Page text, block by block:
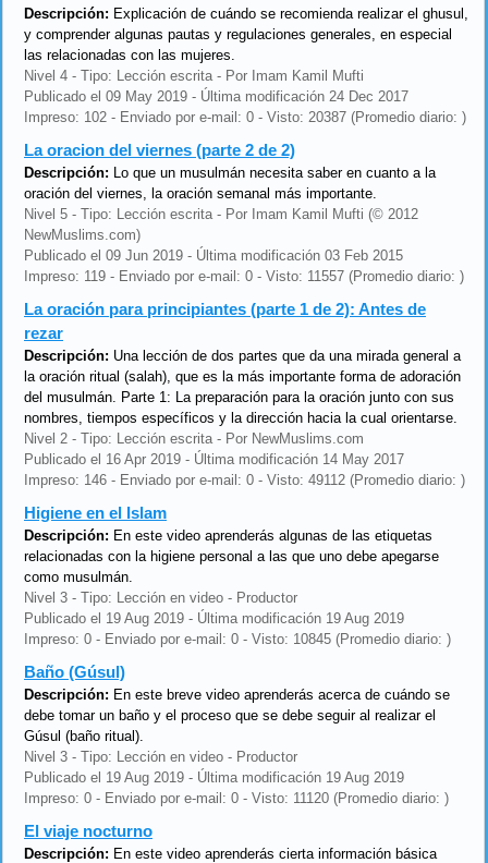
Descripción: Explicación de cuándo se recomienda realizar el ghusul,
y comprender algunas pautas y regulaciones generales, en especial
las relacionadas con las mujeres.
Nivel 4 - Tipo: Lección escrita - Por Imam Kamil Mufti
Publicado el 09 May 2019 - Última modificación 24 Dec 2017
Impreso: 102 - Enviado por e-mail: 0 - Visto: 20387 (Promedio diario: )
La oracion del viernes (parte 2 de 2)
Descripción: Lo que un musulmán necesita saber en cuanto a la
oración del viernes, la oración semanal más importante.
Nivel 5 - Tipo: Lección escrita - Por Imam Kamil Mufti (© 2012
NewMuslims.com)
Publicado el 09 Jun 2019 - Última modificación 03 Feb 2015
Impreso: 119 - Enviado por e-mail: 0 - Visto: 11557 (Promedio diario: )
La oración para principiantes (parte 1 de 2): Antes de
rezar
Descripción: Una lección de dos partes que da una mirada general a
la oración ritual (salah), que es la más importante forma de adoración
del musulmán. Parte 1: La preparación para la oración junto con sus
nombres, tiempos específicos y la dirección hacia la cual orientarse.
Nivel 2 - Tipo: Lección escrita - Por NewMuslims.com
Publicado el 16 Apr 2019 - Última modificación 14 May 2017
Impreso: 146 - Enviado por e-mail: 0 - Visto: 49112 (Promedio diario: )
Higiene en el Islam
Descripción: En este video aprenderás algunas de las etiquetas
relacionadas con la higiene personal a las que uno debe apegarse
como musulmán.
Nivel 3 - Tipo: Lección en video - Productor
Publicado el 19 Aug 2019 - Última modificación 19 Aug 2019
Impreso: 0 - Enviado por e-mail: 0 - Visto: 10845 (Promedio diario: )
Baño (Gúsul)
Descripción: En este breve video aprenderás acerca de cuándo se
debe tomar un baño y el proceso que se debe seguir al realizar el
Gúsul (baño ritual).
Nivel 3 - Tipo: Lección en video - Productor
Publicado el 19 Aug 2019 - Última modificación 19 Aug 2019
Impreso: 0 - Enviado por e-mail: 0 - Visto: 11120 (Promedio diario: )
El viaje nocturno
Descripción: En este video aprenderás cierta información básica